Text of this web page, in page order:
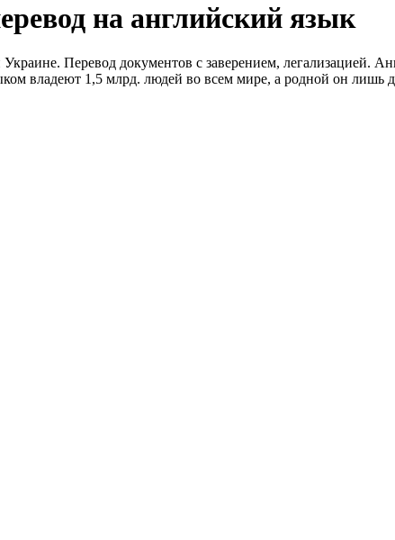
на английский язык
Перевод документов с заверением, легализацией.
владеют 1,5 млрд. людей во всем мире, а родной он лишь